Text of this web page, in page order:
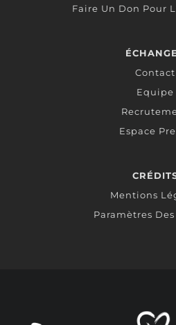
Faire Un Don Pour
Contact
Equipe
Espace
Mentions
Paramètres